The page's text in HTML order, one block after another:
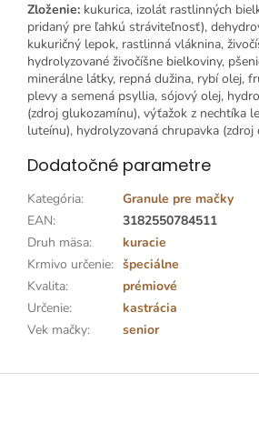
Zloženie: kukurica, izolát rastlinných
pridaný pre ľahkú stráviteľnosť),
kukuričný lepok, rastlinná vláknina,
hydrolyzované živočíšne bielkoviny,
minerálne látky, repná dužina, rybí olej,
plevy a semená psyllia, sójový olej,
(zdroj glukozamínu), výťažok z nechtíka
luteínu), hydrolyzovaná chrupavka
Dodatočné parametre
Kategória:
Granule pre mačky
EAN:
3182550784511
Druh mäsa:
kuracie
Krmivo určenie: špeciálne
Kvalita:
prémiové
Určenie:
kastrácia
Vek mačky: senior
Z